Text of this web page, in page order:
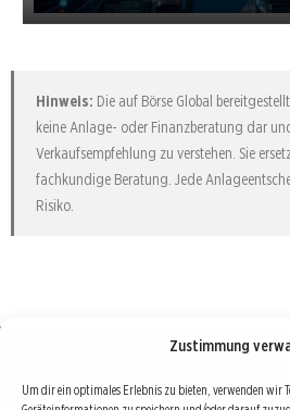
Zustimmung
Um dir ein optimales Erlebnis zu bieten, verwenden wir
Hinweis: Die auf Börse Global
keine Anlage- oder Finanzberatung dar
Verkaufsempfehlung zu verstehen. Sie
fachkundige Beratung. Jede
Risiko.
Börse : lokal, international, global